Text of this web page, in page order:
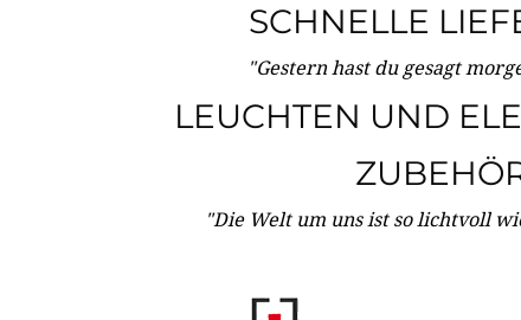
SCHNELLE
"Gestern hast du gesagt
LEUCHTEN UND
"Die Welt um uns ist so lichtvoll